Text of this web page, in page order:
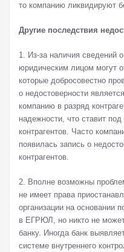
то компанию ликвидируют
Другие последствия
1. Из-за наличия сведений
юридическим лицом могут
которые добросовестно
о недостоверности
компанию в разряд
надежности, что ставит
контрагентов. Часто
появилась запись о
контрагентов.
2. Вполне возможны
не имеет права
организации на основании
в ЕГРЮЛ, но никто не
банку. Иногда банк
системе внутреннего